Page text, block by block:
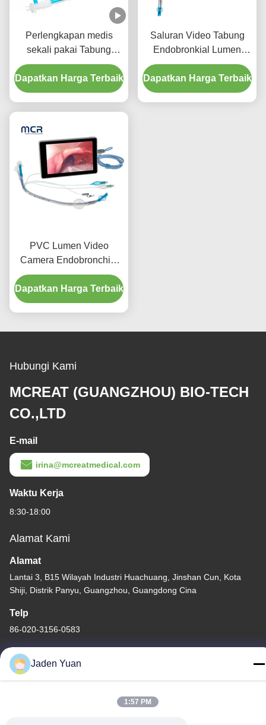
Perlengkapan medis
sekali pakai Tabung
Endotracheal Lumen
Ganda dengan PU Micro-
Thin Cuff
Dapatkan Harga Terbaik
Saluran Video Tabung
Endobronkial Lumen
Ganda Tanpa Kamera
Dapatkan Harga Terbaik
PVC Lumen Video
Camera Endobronchial
Cannula untuk Orang
Dewasa
Dapatkan Harga Terbaik
Hubungi Kami
MCREAT (GUANGZHOU) BIO-TECH
CO.,LTD
E-mail
irina@mcreatmedical.com
Waktu Kerja
8:30-18:00
Alamat Kami
Alamat
Lantai 3, B15 Wilayah Industri Huachuang, Jinshan Cun, Kota
Shiji, Distrik Panyu, Guangzhou, Guangdong Cina
Telp
86-020-3156-0583
Cina Kualitas Baik Sistem Hisap Tertutup Pemasok. Hak cipta ©
Jaden Yuan
1:57 PM